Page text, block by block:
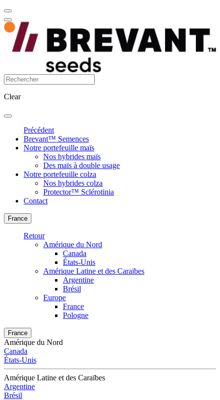
Clear
Précédent
Brevant™ Semences
Notre portefeuille maïs
Nos hybrides maïs
Des maïs à double usage
Notre portefeuille colza
Nos hybrides colza
Protector™ Sclérotinia
Contact
France
Retour
Amérique du Nord
Canada
États-Unis
Amérique Latine et des Caraïbes
Argentine
Brésil
Europe
France
Pologne
France
Amérique du Nord
Canada
États-Unis
Amérique Latine et des Caraïbes
Argentine
Brésil